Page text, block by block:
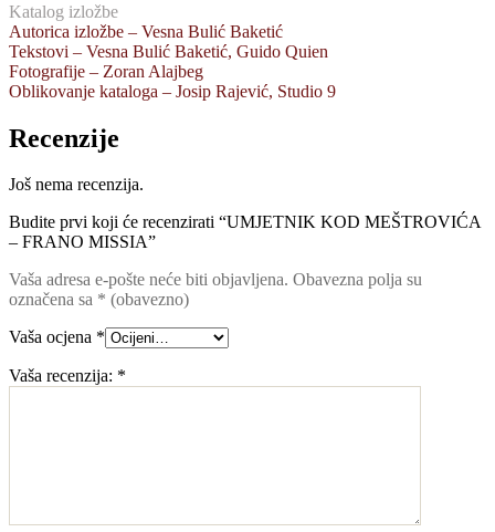
Katalog izložbe
Autorica izložbe – Vesna Bulić Baketić
Tekstovi – Vesna Bulić Baketić, Guido Quien
Fotografije – Zoran Alajbeg
Oblikovanje kataloga – Josip Rajević, Studio 9
Recenzije
Još nema recenzija.
Budite prvi koji će recenzirati “UMJETNIK KOD MEŠTROVIĆA
– FRANO MISSIA”
Vaša adresa e-pošte neće biti objavljena. Obavezna polja su
označena sa * (obavezno)
Vaša ocjena *
Vaša recenzija: *